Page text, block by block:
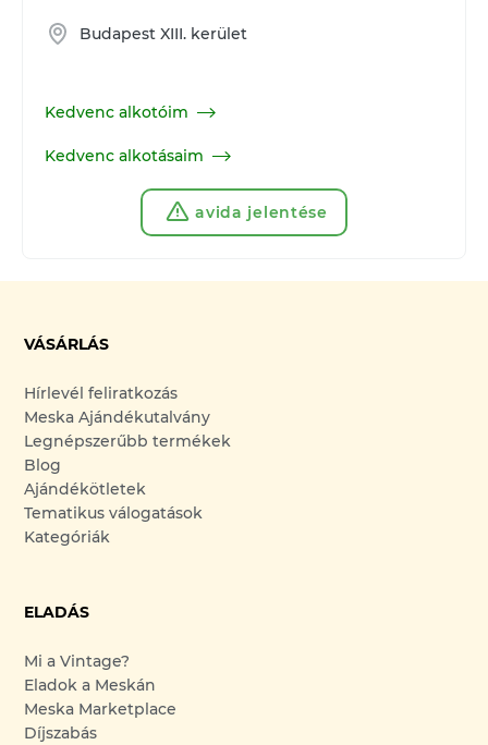
Budapest XIII. kerület
Kedvenc alkotóim
Kedvenc alkotásaim
avida jelentése
VÁSÁRLÁS
Hírlevél feliratkozás
Meska Ajándékutalvány
Legnépszerűbb termékek
Blog
Ajándékötletek
Tematikus válogatások
Kategóriák
ELADÁS
Mi a Vintage?
Eladok a Meskán
Meska Marketplace
Díjszabás